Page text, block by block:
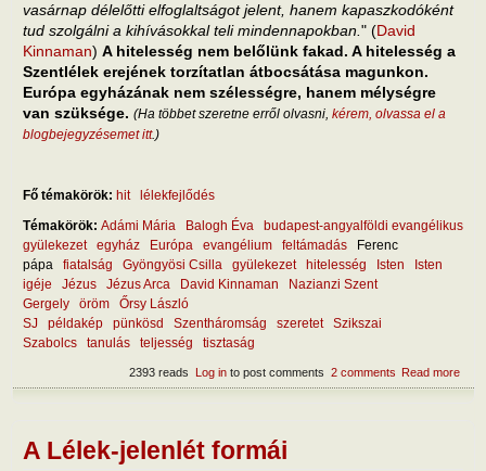
vasárnap délelőtti elfoglaltságot jelent, hanem kapaszkodóként
tud szolgálni a kihívásokkal teli mindennapokban." (David
Kinnaman) A hitelesség nem belőlünk fakad. A hitelesség a
Szentlélek erejének torzítatlan átbocsátása magunkon.
Európa egyházának nem szélességre, hanem mélységre
van szüksége. (Ha többet szeretne erről olvasni, kérem, olvassa el a
blogbejegyzésemet itt.)
Fő témakörök: hit
lélekfejlődés
Témakörök: Adámi Mária Balogh Éva
budapest-angyalföldi evangélikus
gyülekezet
egyház Európa evangélium feltámadás
Ferenc
pápa
fiatalság Gyöngyösi Csilla gyülekezet hitelesség Isten
Isten
igéje
Jézus Jézus Arca David Kinnaman
Nazianzi Szent
Gergely
öröm
Őrsy László
SJ
példakép pünkösd Szentháromság szeretet
Szikszai
Szabolcs
tanulás teljesség tisztaság
Read more
2 comments
Log into post comments
2393 reads
A Lélek-jelenlét formái